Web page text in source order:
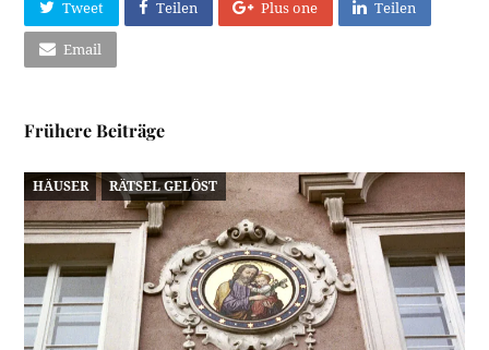
Tweet Teilen Plus one Teilen
Email
Frühere Beiträge
HÄUSER RÄTSEL GELÖST